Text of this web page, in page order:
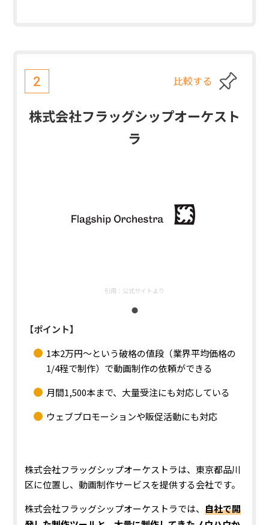
2 比較する
株式会社フラッグシップオーケスト
ラ
引用： 公式サイトより
【ポイント】
1本2万円〜という破格の値段（業界平均価格の
1/4程で制作）で動画制作の依頼ができる
月間1,500本まで、大量受注にも対応している
ウェブプロモーションや販促活動にも対応
株式会社フラッグシップオーケストラは、東京都品川
区に位置し、動画制作サービスを提供する会社です。
株式会社フラッグシップオーケストラでは、自社で開